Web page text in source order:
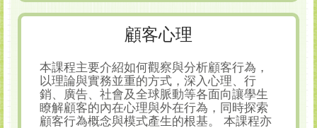
顧客心理
本課程主要介紹如何觀察與分析顧客行為，
以理論與實務並重的方式，深入心理、行
銷、廣告、社會及全球脈動等各面向讓學生
瞭解顧客的內在心理與外在行為，同時探索
顧客行為概念與模式產生的根基。 本課程亦